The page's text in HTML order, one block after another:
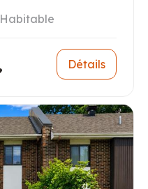
Habitable
Détails